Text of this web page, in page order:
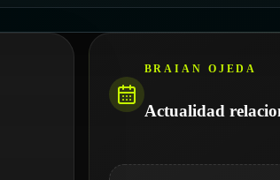
BRAIAN OJEDA
Actualidad